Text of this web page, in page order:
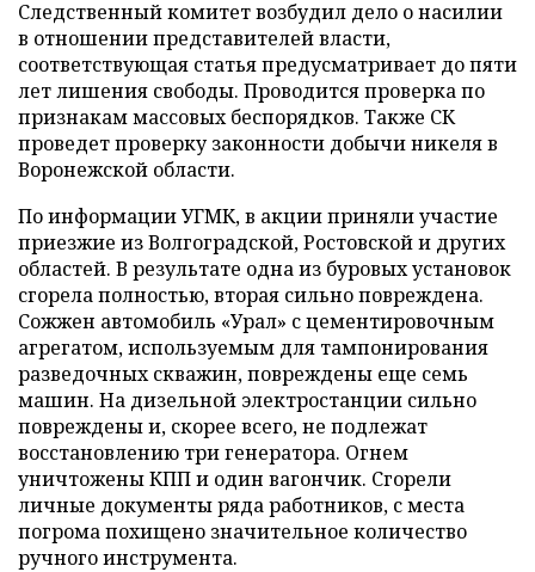
Следственный комитет возбудил дело о насилии
в отношении представителей власти,
соответствующая статья предусматривает до пяти
лет лишения свободы. Проводится проверка по
признакам массовых беспорядков. Также СК
проведет проверку законности добычи никеля в
Воронежской области.
По информации УГМК, в акции приняли участие
приезжие из Волгоградской, Ростовской и других
областей. В результате одна из буровых установок
сгорела полностью, вторая сильно повреждена.
Сожжен автомобиль «Урал» с цементировочным
агрегатом, используемым для тампонирования
разведочных скважин, повреждены еще семь
машин. На дизельной электростанции сильно
повреждены и, скорее всего, не подлежат
восстановлению три генератора. Огнем
уничтожены КПП и один вагончик. Сгорели
личные документы ряда работников, с места
погрома похищено значительное количество
ручного инструмента.